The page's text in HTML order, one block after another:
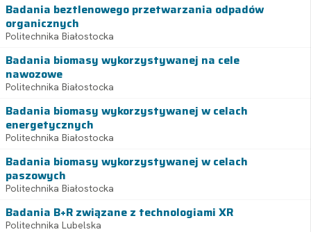
Badania beztlenowego przetwarzania odpadów
organicznych
Politechnika Białostocka
Badania biomasy wykorzystywanej na cele
nawozowe
Politechnika Białostocka
Badania biomasy wykorzystywanej w celach
energetycznych
Politechnika Białostocka
Badania biomasy wykorzystywanej w celach
paszowych
Politechnika Białostocka
Badania B+R związane z technologiami XR
Politechnika Lubelska